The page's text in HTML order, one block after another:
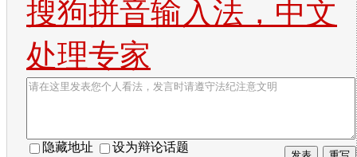
搜狗拼音输入法，中文
处理专家
隐藏地址 设为辩论话题